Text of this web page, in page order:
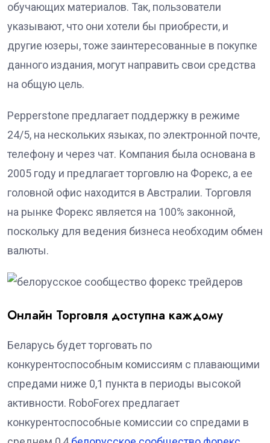
обучающих материалов. Так, пользователи
указывают, что они хотели бы приобрести, и
другие юзеры, тоже заинтересованные в покупке
данного издания, могут направить свои средства
на общую цель.
Pepperstone предлагает поддержку в режиме
24/5, на нескольких языках, по электронной почте,
телефону и через чат. Компания была основана в
2005 году и предлагает торговлю на Форекс, а ее
головной офис находится в Австралии. Торговля
на рынке Форекс является на 100% законной,
поскольку для ведения бизнеса необходим обмен
валюты.
Онлайн Торговля доступна каждому
Беларусь будет торговать по
конкурентоспособным комиссиям с плавающими
спредами ниже 0,1 пункта в периоды высокой
активности. RoboForex предлагает
конкурентоспособные комиссии со спредами в